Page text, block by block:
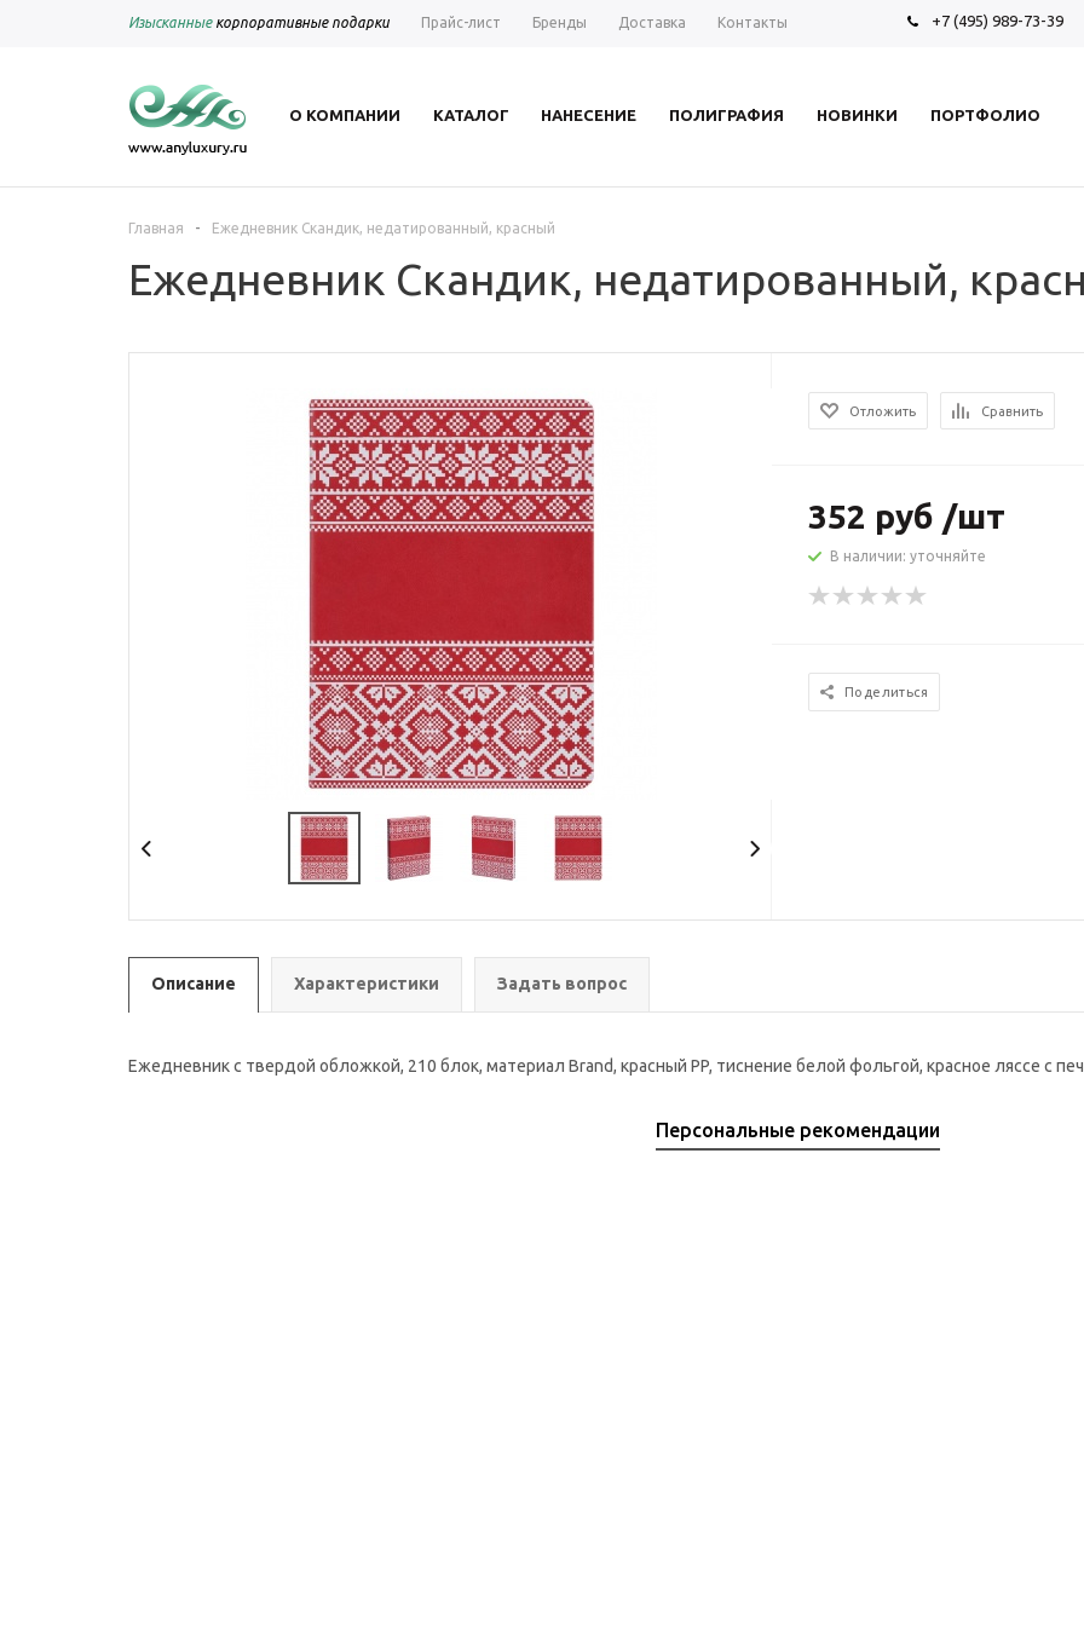
Изысканныекорпоративные подарки Прайс-лист Бренды Доставка Контакты +7 (495) 989-73-39
О КОМПАНИИ КАТАЛОГ НАНЕСЕНИЕ ПОЛИГРАФИЯ НОВИНКИ ПОРТФОЛИО
Главная - Ежедневник Скандик, недатированный, красный
Ежедневник Скандик, недатированный,
Отложить Сравнить
352 руб /шт
В наличии: уточняйте
Поделиться
Описание Характеристики Задать вопрос
Ежедневник с твердой обложкой, 210 блок, материал Brand, красный PP, тиснение белой фольгой, красное ляссе с
Персональные рекомендации